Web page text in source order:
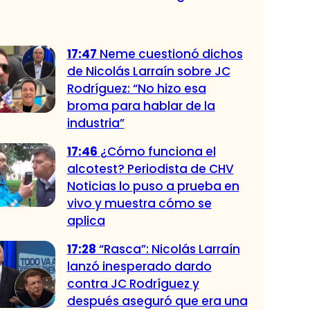
17:47 Neme cuestionó dichos
de Nicolás Larraín sobre JC
Rodríguez: “No hizo esa
broma para hablar de la
industria”
17:46 ¿Cómo funciona el
alcotest? Periodista de CHV
Noticias lo puso a prueba en
vivo y muestra cómo se
aplica
17:28 “Rasca”: Nicolás Larraín
lanzó inesperado dardo
contra JC Rodríguez y
después aseguró que era una